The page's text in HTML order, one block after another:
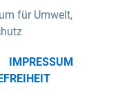
für Umwelt,
IMPRESSUM